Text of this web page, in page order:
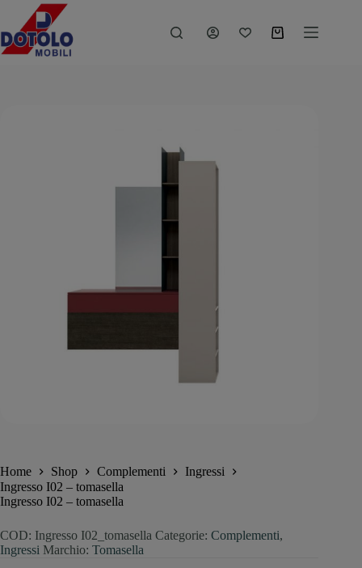
Home Shop Complementi
Ingressi
Ingresso I02 – tomasella
Ingresso I02 – tomasella
COD: Ingresso I02_tomasella Categorie: Complementi,
Ingressi Marchio: Tomasella